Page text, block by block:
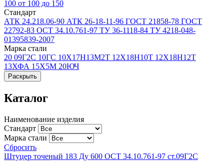
100 от 100 до 150
Стандарт
АТК 24.218.06-90 АТК 26-18-11-96 ГОСТ 21858-78 ГОСТ
22792-83 ОСТ 34.10.761-97 ТУ 36-1118-84 ТУ 4218-048-
01395839-2007
Марка стали
20 09Г2С 10ГС 10Х17Н13М2Т 12Х18Н10Т 12Х18Н12Т
13ХФА 15Х5М 20ЮЧ
Раскрыть
Каталог
Наименование изделия
Стандарт
Марка стали
Сбросить
Штуцер точеный 183 Ду 600 ОСТ 34.10.761-97 ст.09Г2С